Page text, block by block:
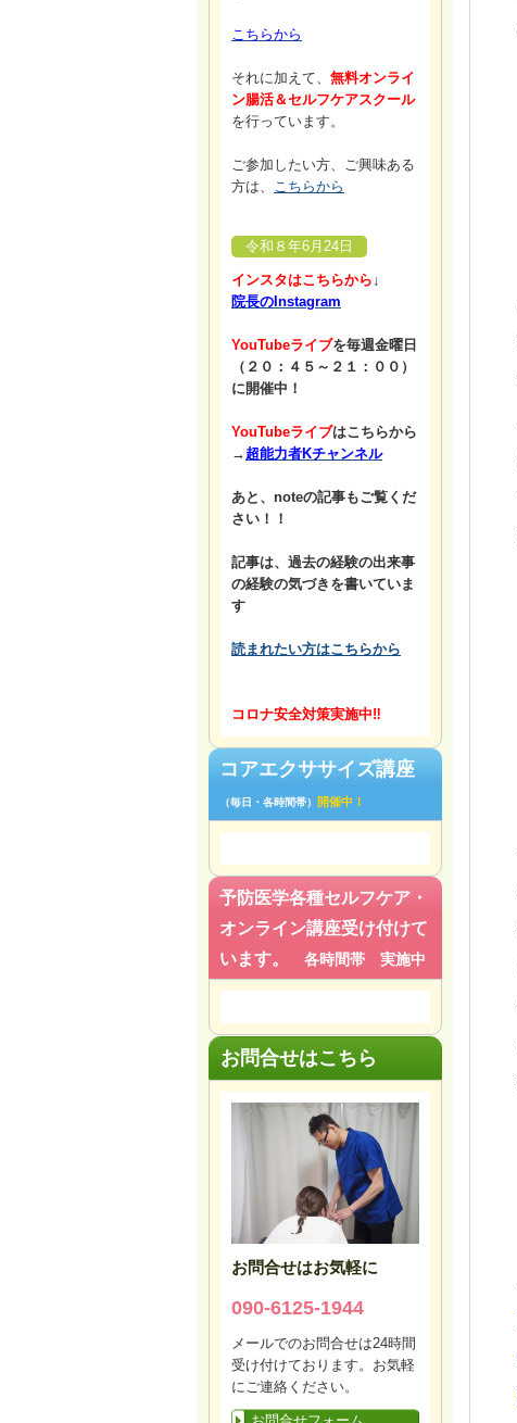
こちらから
それに加えて、 無料オンライ
ン腸活＆セルフケアスクール
を行っています。
ご参加したい方、ご興味ある
方は、 こちらから
令和８年6月24日
インスタはこちらから↓
院長のInstagram
YouTubeライブを毎週金曜日
（２０：４５～２１：００）
に開催中！
YouTubeライブはこちらから
→超能力者Kチャンネル
あと、noteの記事もご覧くだ
さい！！
記事は、過去の経験の出来事
の経験の気づきを書いていま
す
読まれたい方はこちらから
コロナ安全対策実施中‼
コアエクササイズ講座
（毎日・各時間帯） 開催中！
予防医学各種セルフケア・
オンライン講座受け付けて
います。
各時間帯 実施中
お問合せはこちら
お問合せはお気軽に
090-6125-1944
メールでのお問合せは24時間
受け付けております。お気軽
にご連絡ください。